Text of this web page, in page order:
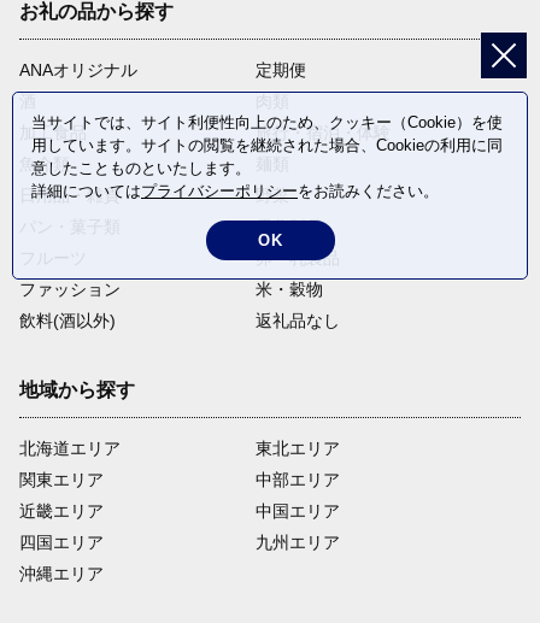
お礼の品から探す
ANAオリジナル
定期便
加工食品
旅行・宿泊・体験
魚介類
日用品・雑貨
野菜
電化製品
卵・乳製品
ファッション
米・穀物
飲料(酒以外)
返礼品なし
地域から探す
北海道エリア
関東エリア
近畿エリア
四国エリア
沖縄エリア
東北エリア
中部エリア
中国エリア
九州エリア
当サイトでは、サイト利便性向上のため、クッキー（Cookie）を使
用しています。サイトの閲覧を継続された場合、Cookieの利用に同
意したことものといたします。
詳細についてはプライバシーポリシーをお読みください。
OK